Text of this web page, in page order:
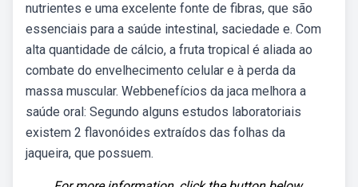
nutrientes e uma excelente fonte de fibras, que são
essenciais para a saúde intestinal, saciedade e. Com
alta quantidade de cálcio, a fruta tropical é aliada ao
combate do envelhecimento celular e à perda da
massa muscular. Webbenefícios da jaca melhora a
saúde oral: Segundo alguns estudos laboratoriais
existem 2 flavonóides extraídos das folhas da
jaqueira, que possuem.